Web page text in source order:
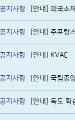
공지사항 [안내] 외국소
공지사항 [안내] 주프랑
공지사항 [안내] KVAC
공지사항 [안내] 국립중
공지사항 [안내] 독도 학